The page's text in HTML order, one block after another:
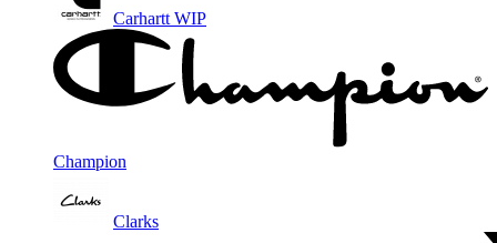
Carhartt WIP
Champion
Clarks